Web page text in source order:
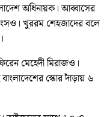
অধিনায়ক। আব্বাসের
খুররম শেহজাদের বলে
মেহেদী মিরাজও।
স্কোর দাঁড়ায় ৬